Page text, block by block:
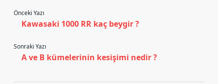
Önceki Yazı
Kawasaki 1000 RR kaç beygir ?
Sonraki Yazı
A ve B kümelerinin kesişimi nedir ?